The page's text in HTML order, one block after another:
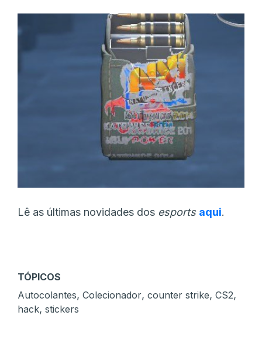
Lê as últimas novidades dos esports aqui.
TÓPICOS
Autocolantes, Colecionador, counter strike, CS2,
hack, stickers